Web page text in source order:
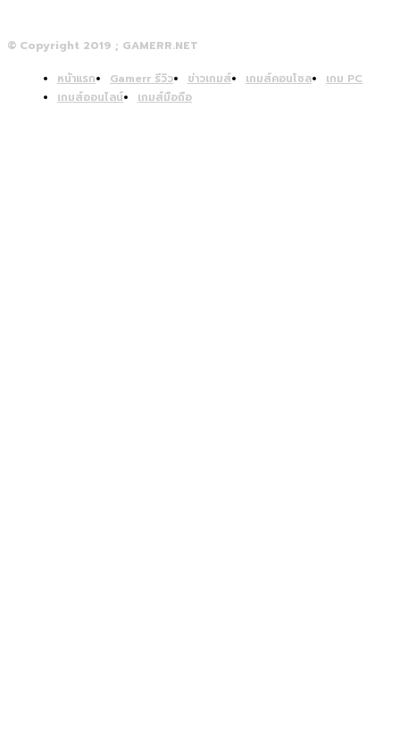
© Copyright 2019 ; GAMERR.NET
หน้าแรก Gamerr รีวิว ข่าวเกมส์ เกมส์คอนโซล
เกม PC
เกมส์ออนไลน์
เกมส์มือถือ